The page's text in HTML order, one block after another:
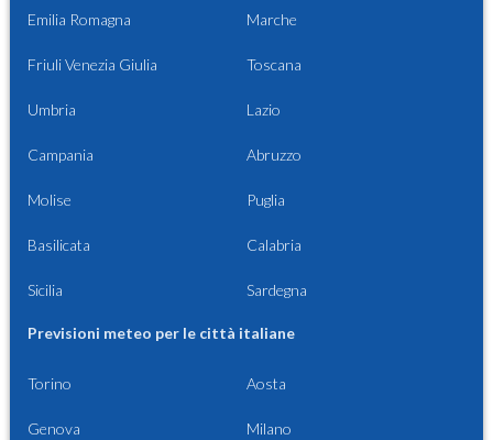
Emilia Romagna Marche
Friuli Venezia Giulia Toscana
Umbria Lazio
Campania Abruzzo
Molise Puglia
Basilicata Calabria
Sicilia Sardegna
Previsioni meteo per le città italiane
Torino Aosta
Genova Milano